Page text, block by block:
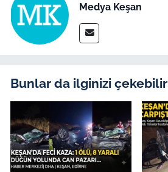
Medya Keşan
Bunlar da ilginizi çekebilir
Dış Haberler
Magazin
Bilim Teknoloji
English News
Canlı Maç